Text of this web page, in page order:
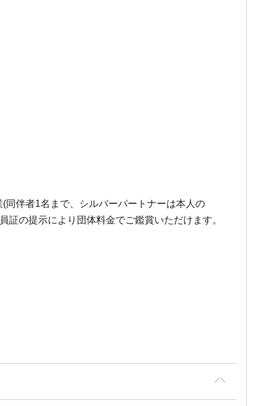
伴者1名まで、シルバーパートナーは本人の
の提示により団体料金でご鑑賞いただけます。